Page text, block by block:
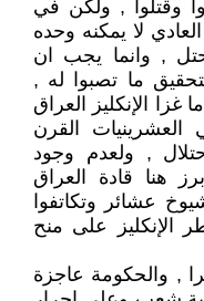
وقتلوا , ولكن في
لا يمكنه وحده
, وانما يجب ان
ما تصبوا له ,
الإنكليز العراق
القرن
, ولعدم وجود
هنا قادة العراق
عشائر وتكاتفوا
الإنكليز على منح
, والحكومة عاجزة